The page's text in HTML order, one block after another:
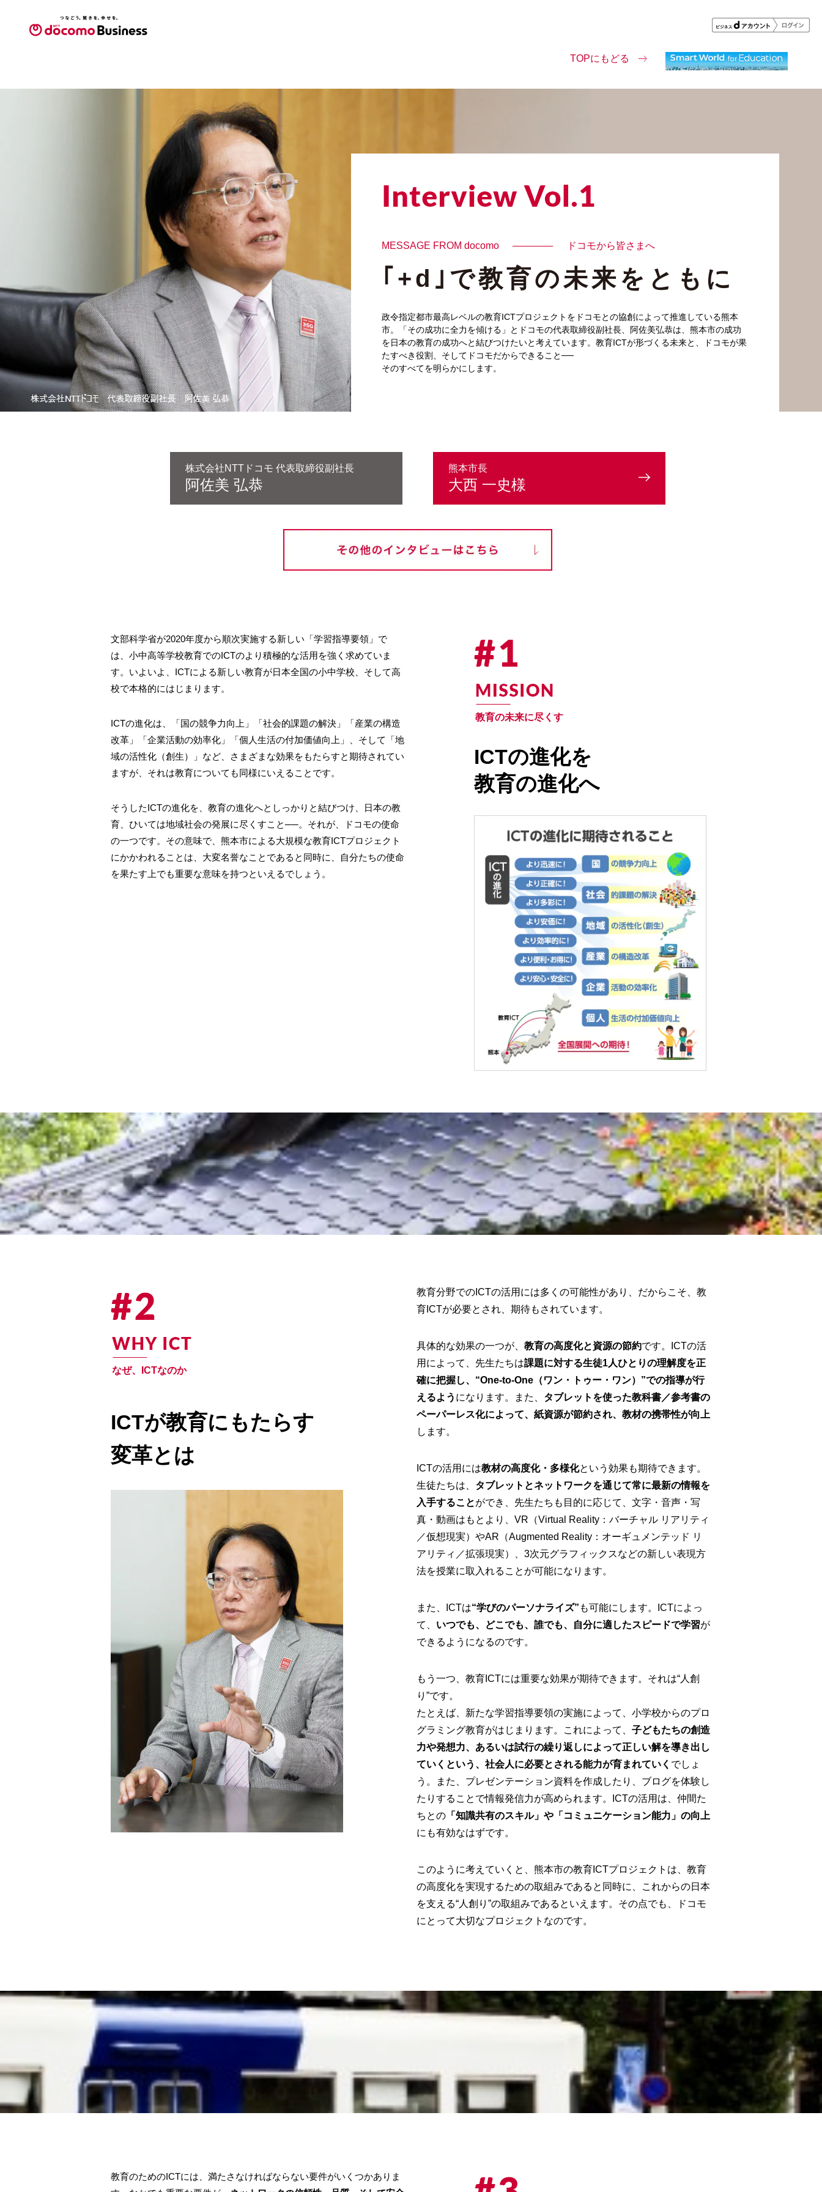
TOPにもどる
MESSAGE FROM docomo ドコモから皆さまへ
｢+d｣で教育の未来をともに
政令指定都市最高レベルの教育ICTプロジェクトをドコモとの協創によって推進している熊本
市。「その成功に全力を傾ける」とドコモの代表取締役副社長、阿佐美弘恭は、熊本市の成功
を日本の教育の成功へと結びつけたいと考えています。教育ICTが形づくる未来と、ドコモが果
たすべき役割、そしてドコモだからできること──
そのすべてを明らかにします。
株式会社NTTドコモ 代表取締役副社長
阿佐美 弘恭
熊本市長
大西 一史様
文部科学省が2020年度から順次実施する新しい「学習指導要領」で
は、小中高等学校教育でのICTのより積極的な活用を強く求めていま
す。いよいよ、ICTによる新しい教育が日本全国の小中学校、そして高
校で本格的にはじまります。
ICTの進化は、「国の競争力向上」「社会的課題の解決」「産業の構造
改革」「企業活動の効率化」「個人生活の付加価値向上」、そして「地
域の活性化（創生）」など、さまざまな効果をもたらすと期待されてい
ますが、それは教育についても同様にいえることです。
そうしたICTの進化を、教育の進化へとしっかりと結びつけ、日本の教
育、ひいては地域社会の発展に尽くすこと──。それが、ドコモの使命
の一つです。その意味で、熊本市による大規模な教育ICTプロジェクト
にかかわれることは、大変名誉なことであると同時に、自分たちの使命
を果たす上でも重要な意味を持つといえるでしょう。
教育の未来に尽くす
ICTの進化を
教育の進化へ
なぜ、ICTなのか
ICTが教育にもたらす
変革とは
教育分野でのICTの活用には多くの可能性があり、だからこそ、教
育ICTが必要とされ、期待もされています。
具体的な効果の一つが、 教育の高度化と資源の節約です。ICTの活
用によって、先生たちは課題に対する生徒1人ひとりの理解度を正
確に把握し、“One-to-One（ワン・トゥー・ワン）”での指導が行
えるよう になります。また、 タブレットを使った教科書／参考書の
ペーパーレス化によって、紙資源が節約され、教材の携帯性が向上
します。
ICTの活用には教材の高度化・多様化という効果も期待できます。
生徒たちは、 タブレットとネットワークを通じて常に最新の情報を
入手することができ、先生たちも目的に応じて、文字・音声・写
真・動画はもとより、VR（Virtual Reality：バーチャル リアリティ
／仮想現実）やAR（Augmented Reality：オーギュメンテッド リ
アリティ／拡張現実）、3次元グラフィックスなどの新しい表現方
法を授業に取入れることが可能になります。
また、ICTは“学びのパーソナライズ” も可能にします。ICTによっ
て、 いつでも、どこでも、誰でも、自分に適したスピードで学習が
できるようになるのです。
もう一つ、教育ICTには重要な効果が期待できます。それは“人創
り”です。
たとえば、新たな学習指導要領の実施によって、小学校からのプロ
グラミング教育がはじまります。これによって、 子どもたちの創造
力や発想力、あるいは試行の繰り返しによって正しい解を導き出し
ていくという、社会人に必要とされる能力が育まれていく でしょ
う。また、プレゼンテーション資料を作成したり、ブログを体験し
たりすることで情報発信力が高められます。ICTの活用は、仲間た
ちとの 「知識共有のスキル」や「コミュニケーション能力」の向上
にも有効なはずです。
このように考えていくと、熊本市の教育ICTプロジェクトは、教育
の高度化を実現するための取組みであると同時に、これからの日本
を支える“人創り”の取組みであるといえます。その点でも、ドコモ
にとって大切なプロジェクトなのです。
教育のためのICTには、満たさなければならない要件がいくつかありま